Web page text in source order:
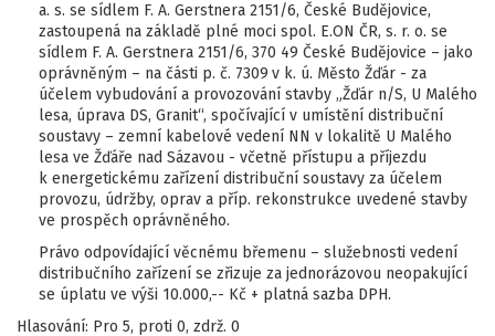
a. s. se sídlem F. A. Gerstnera 2151/6, České Budějovice,
zastoupená na základě plné moci spol. E.ON ČR, s. r. o. se
sídlem F. A. Gerstnera 2151/6, 370 49 České Budějovice – jako
oprávněným – na části p. č. 7309 v k. ú. Město Žďár - za
účelem vybudování a provozování stavby „Žďár n/S, U Malého
lesa, úprava DS, Granit“, spočívající v umístění distribuční
soustavy – zemní kabelové vedení NN v lokalitě U Malého
lesa ve Žďáře nad Sázavou - včetně přístupu a příjezdu
k energetickému zařízení distribuční soustavy za účelem
provozu, údržby, oprav a příp. rekonstrukce uvedené stavby
ve prospěch oprávněného.
Právo odpovídající věcnému břemenu – služebnosti vedení
distribučního zařízení se zřizuje za jednorázovou neopakující
se úplatu ve výši 10.000,-- Kč + platná sazba DPH.
Hlasování: Pro 5, proti 0, zdrž. 0